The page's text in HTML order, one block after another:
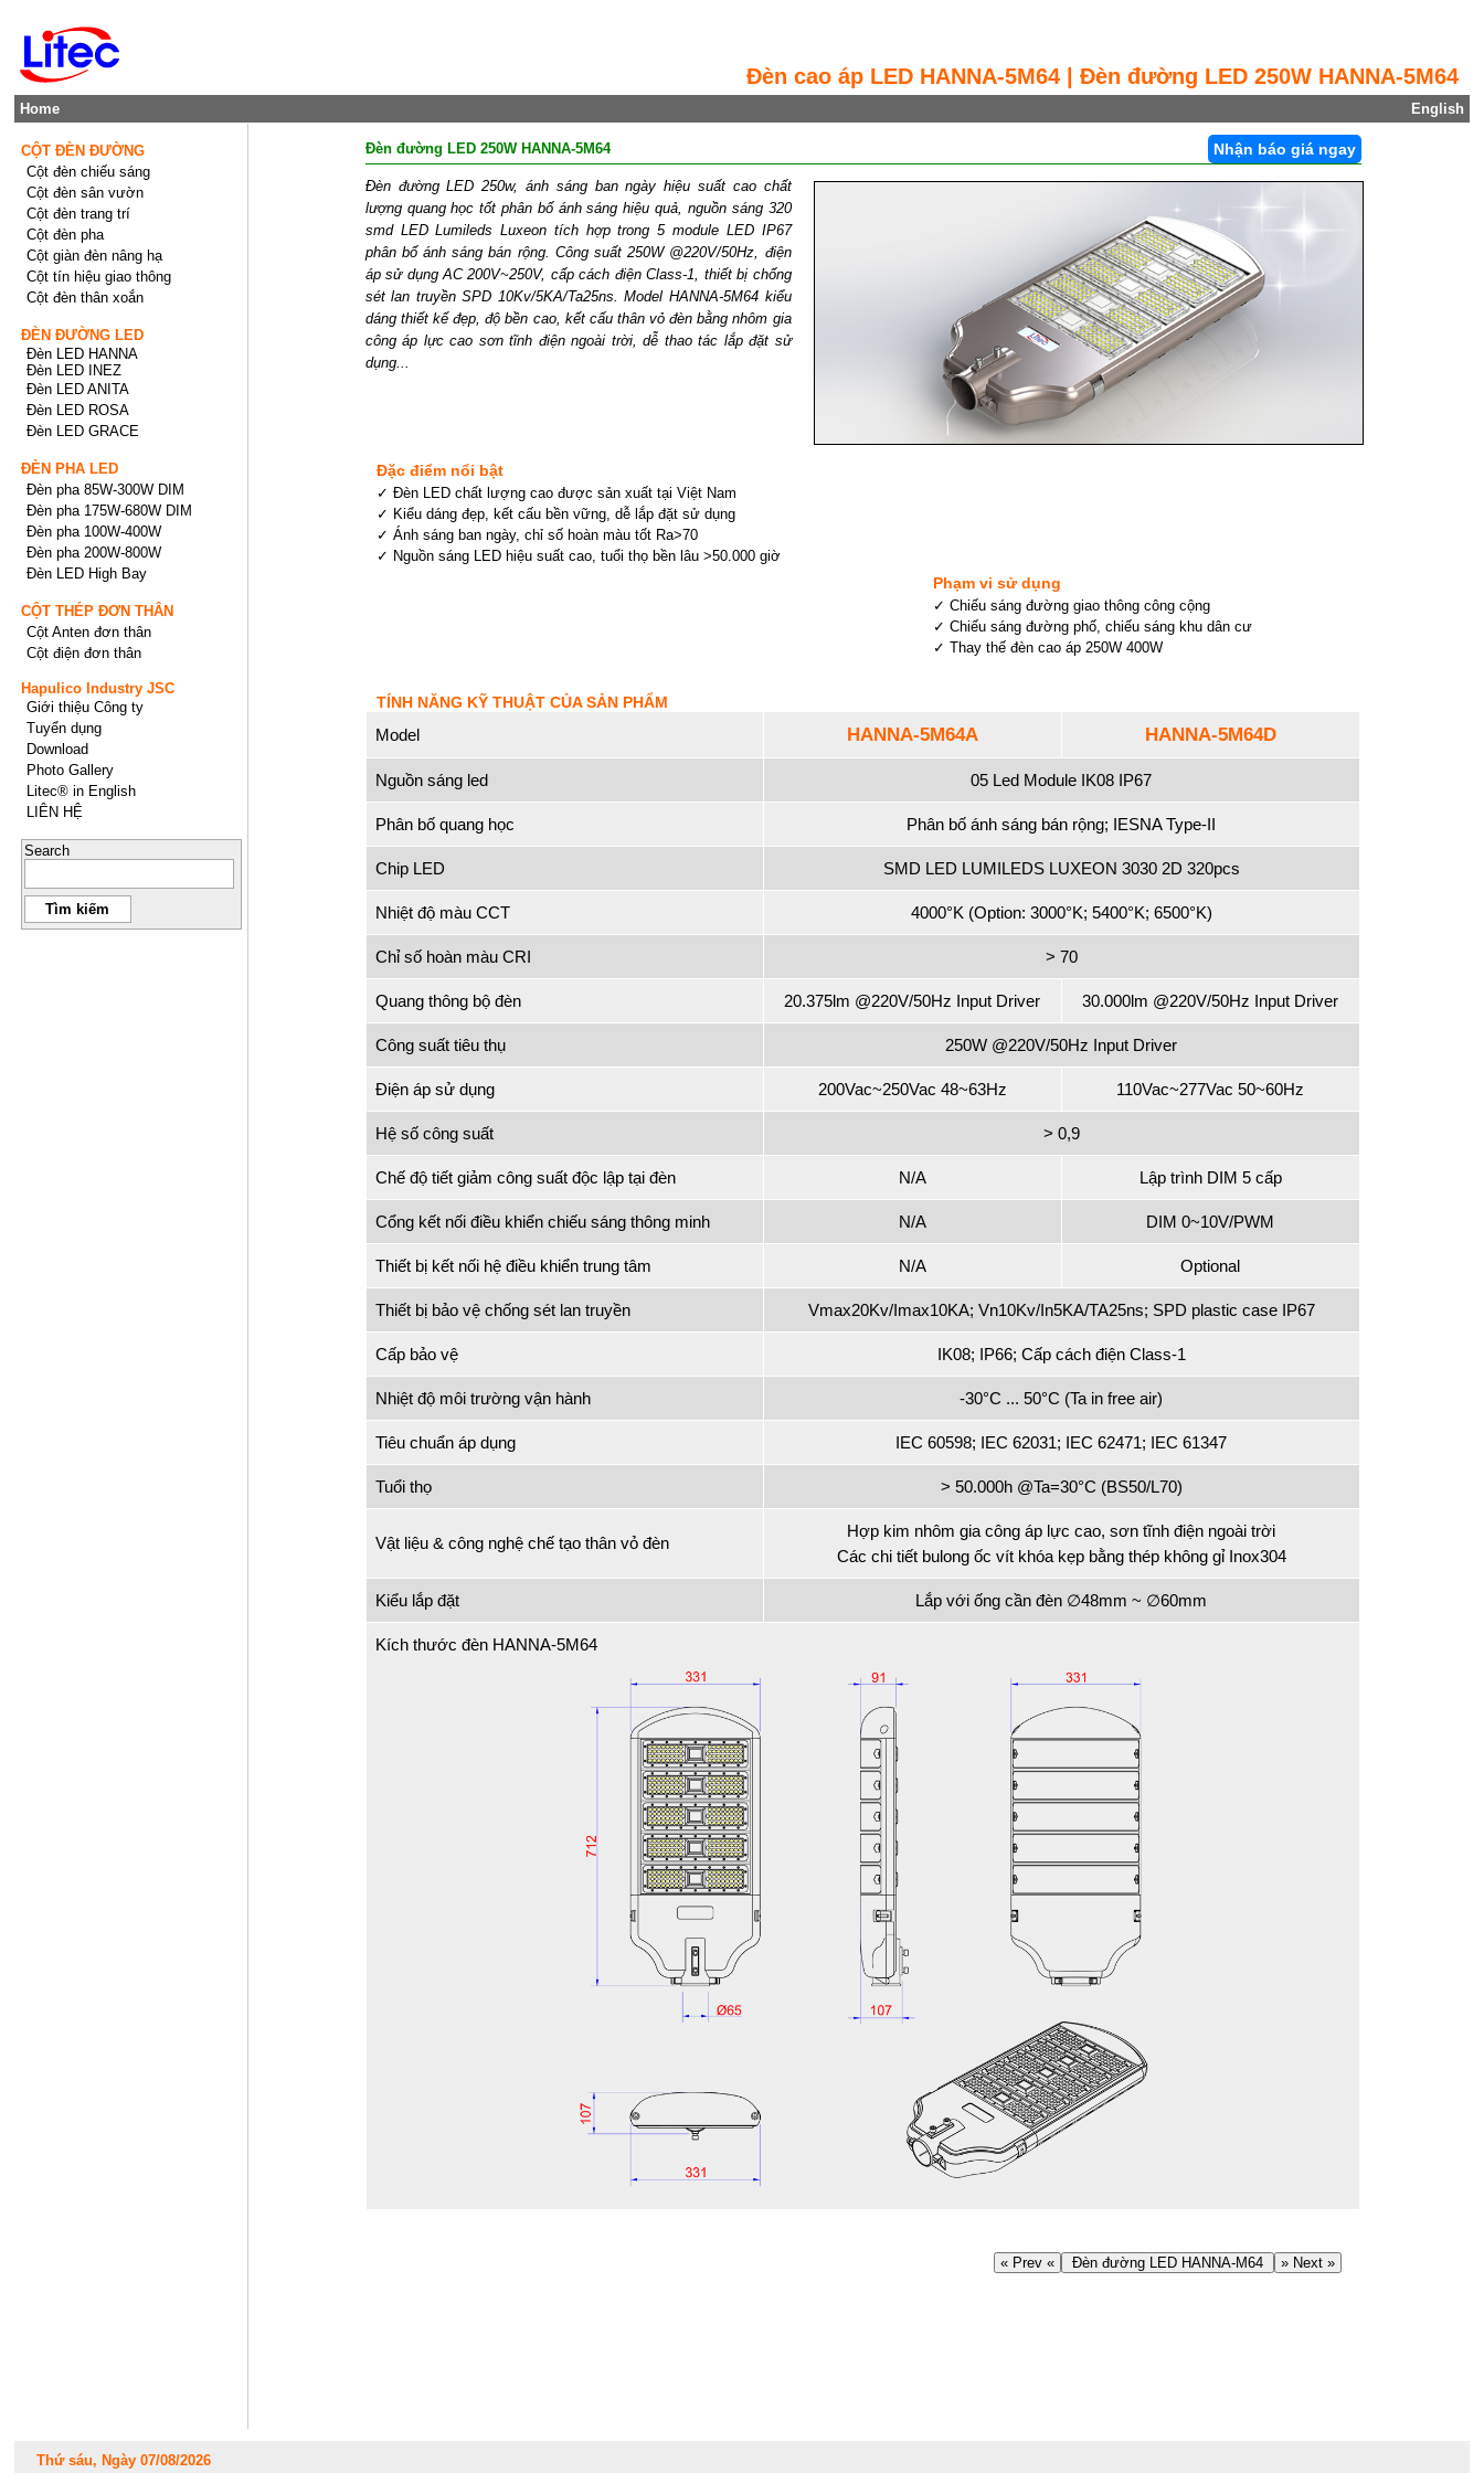
Đèn cao áp LED HANNA-5M64 | Đèn đường LED 250W HANNA-5M64
Home English
Nhận báo giá ngay
Đèn đường LED 250W HANNA-5M64
Đèn đường LED 250w, ánh sáng ban ngày hiệu suất cao chất
lượng quang học tốt phân bố ánh sáng hiệu quả, nguồn sáng 320
smd LED Lumileds Luxeon tích hợp trong 5 module LED IP67
phân bố ánh sáng bán rộng. Công suất 250W @220V/50Hz, điện
áp sử dụng AC 200V~250V, cấp cách điện Class-1, thiết bị chống
sét lan truyền SPD 10Kv/5KA/Ta25ns. Model HANNA-5M64 kiểu
dáng thiết kế đẹp, độ bền cao, kết cấu thân vỏ đèn bằng nhôm gia
công áp lực cao sơn tĩnh điện ngoài trời, dễ thao tác lắp đặt sử
dụng...
Đặc điểm nổi bật
✓ Đèn LED chất lượng cao được sản xuất tại Việt Nam
✓ Kiểu dáng đẹp, kết cấu bền vững, dễ lắp đặt sử dụng
✓ Ánh sáng ban ngày, chỉ số hoàn màu tốt Ra>70
✓ Nguồn sáng LED hiệu suất cao, tuổi thọ bền lâu >50.000 giờ
Phạm vi sử dụng
✓ Chiếu sáng đường giao thông công cộng
✓ Chiếu sáng đường phố, chiếu sáng khu dân cư
✓ Thay thế đèn cao áp 250W 400W
TÍNH NĂNG KỸ THUẬT CỦA SẢN PHẨM
Model HANNA-5M64A HANNA-5M64D
Nguồn sáng led 05 Led Module IK08 IP67
Phân bố quang học Phân bố ánh sáng bán rộng; IESNA Type-II
Chip LED SMD LED LUMILEDS LUXEON 3030 2D 320pcs
Nhiệt độ màu CCT 4000°K (Option: 3000°K; 5400°K; 6500°K)
Chỉ số hoàn màu CRI > 70
Quang thông bộ đèn 20.375lm @220V/50Hz Input Driver 30.000lm @220V/50Hz Input Driver
Công suất tiêu thụ 250W @220V/50Hz Input Driver
Điện áp sử dụng 200Vac~250Vac 48~63Hz 110Vac~277Vac 50~60Hz
Hệ số công suất > 0,9
Chế độ tiết giảm công suất độc lập tại đèn N/A Lập trình DIM 5 cấp
Cổng kết nối điều khiển chiếu sáng thông minh N/A DIM 0~10V/PWM
Thiết bị kết nối hệ điều khiển trung tâm N/A Optional
Thiết bị bảo vệ chống sét lan truyền Vmax20Kv/Imax10KA; Vn10Kv/In5KA/TA25ns; SPD plastic case IP67
Cấp bảo vệ IK08; IP66; Cấp cách điện Class-1
Nhiệt độ môi trường vận hành -30°C ... 50°C (Ta in free air)
Tiêu chuẩn áp dụng IEC 60598; IEC 62031; IEC 62471; IEC 61347
Tuổi thọ > 50.000h @Ta=30°C (BS50/L70)
Vật liệu & công nghệ chế tạo thân vỏ đèn
Hợp kim nhôm gia công áp lực cao, sơn tĩnh điện ngoài trời
Các chi tiết bulong ốc vít khóa kẹp bằng thép không gỉ Inox304
Kiểu lắp đặt Lắp với ống cần đèn ∅48mm ~ ∅60mm
Kích thước đèn HANNA-5M64
« Prev « Đèn đường LED HANNA-M64 » Next »
CỘT ĐÈN ĐƯỜNG
Cột đèn chiếu sáng
Cột đèn sân vườn
Cột đèn trang trí
Cột đèn pha
Cột giàn đèn nâng hạ
Cột tín hiệu giao thông
Cột đèn thân xoắn
ĐÈN ĐƯỜNG LED
Đèn LED HANNA
Đèn LED INEZ
Đèn LED ANITA
Đèn LED ROSA
Đèn LED GRACE
ĐÈN PHA LED
Đèn pha 85W-300W DIM
Đèn pha 175W-680W DIM
Đèn pha 100W-400W
Đèn pha 200W-800W
Đèn LED High Bay
CỘT THÉP ĐƠN THÂN
Cột Anten đơn thân
Cột điện đơn thân
Hapulico Industry JSC
Giới thiệu Công ty
Tuyển dụng
Download
Photo Gallery
Litec® in English
LIÊN HỆ
Search
Thứ sáu, Ngày 07/08/2026